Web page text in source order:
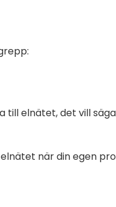
till elnätet, det vill
när din egen